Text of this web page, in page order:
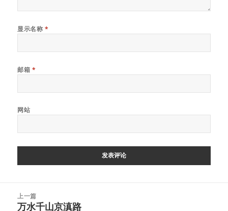
显示名称 *
邮箱 *
网站
上一篇
上
万水千山京滇路